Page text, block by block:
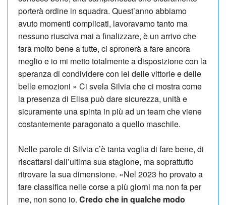
porterà ordine in squadra. Quest’anno abbiamo
avuto momenti complicati, lavoravamo tanto ma
nessuno riusciva mai a finalizzare, è un arrivo che
farà molto bene a tutte, ci spronerà a fare ancora
meglio e io mi metto totalmente a disposizione con la
speranza di condividere con lei delle vittorie e delle
belle emozioni » Ci svela Silvia che ci mostra come
la presenza di Elisa può dare sicurezza, unità e
sicuramente una spinta in più ad un team che viene
costantemente paragonato a quello maschile.
Nelle parole di Silvia c’è tanta voglia di fare bene, di
riscattarsi dall’ultima sua stagione, ma soprattutto
ritrovare la sua dimensione. «Nel 2023 ho provato a
fare classifica nelle corse a più giorni ma non fa per
me, non sono io. Credo che in qualche modo